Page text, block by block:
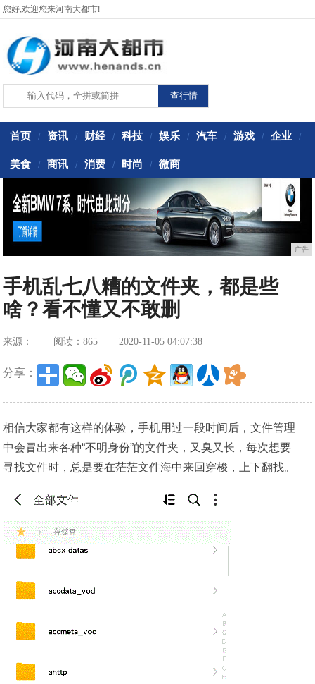
您好,欢迎您来河南大都市!
首页 / 资讯 / 财经 / 科技 / 娱乐 / 汽车 / 游戏 / 企业 /
美食 / 商讯 / 消费 / 时尚 / 微商
广告
手机乱七八糟的文件夹，都是些
啥？看不懂又不敢删
来源： 阅读：865 2020-11-05 04:07:38
分享：
相信大家都有这样的体验，手机用过一段时间后，文件管理
中会冒出来各种“不明身份”的文件夹，又臭又长，每次想要
寻找文件时，总是要在茫茫文件海中来回穿梭，上下翻找。